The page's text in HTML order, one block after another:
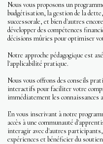
Nous vous proposons un
budgétisation, la gestion de la
successorale, et bien d'autres
développer des compétences
décisions mûries pour optimiser
Notre approche pédagogique est
l'applicabilité pratique.
Nous vous offrons des conseils
interactifs pour faciliter votre
immédiatement les connaissances
En vous inscrivant à notre
accès à une communauté
interagir avec d'autres
expériences et bénéficier du